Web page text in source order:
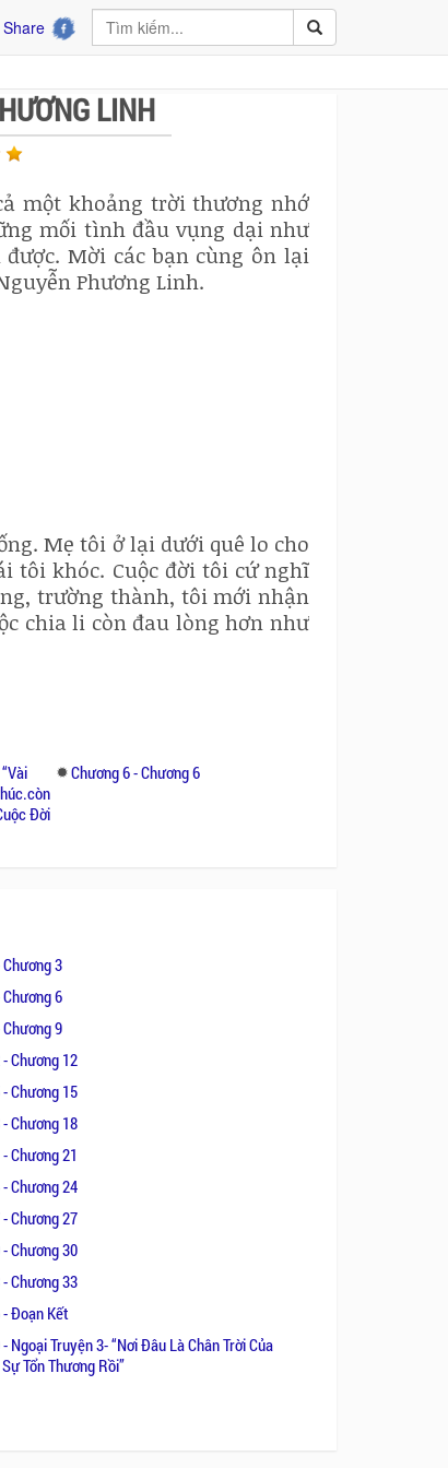
Share
LINH
một khoảng trời thương nhớ
mối tình đầu vụng dại như
Mời các bạn cùng ôn lại
Phương Linh.
Mẹ tôi ở lại dưới quê lo cho
tôi khóc. Cuộc đời tôi cứ nghĩ
trường thành, tôi mới nhận
chia li còn đau lòng hơn như
Đời
Chương 6 - Chương 6
3
6
9
Chương 12
Chương 15
Chương 18
Chương 21
Chương 24
Chương 27
Chương 30
Chương 33
Đoạn Kết
Ngoại Truyện 3- “Nơi Đâu Là Chân Trời Của
Tổn Thương Rồi”